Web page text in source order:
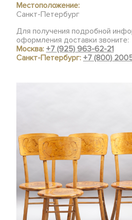
Местоположение:
Санкт-Петербург
Для получения подробной
оформления доставки звоните:
Москва:+7 (925) 963-62-21
Санкт-Петербург:+7 (800)